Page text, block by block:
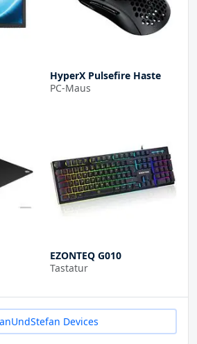
HyperX Pulsefire Haste
PC-Maus
EZONTEQ G010
Tastatur
Devices